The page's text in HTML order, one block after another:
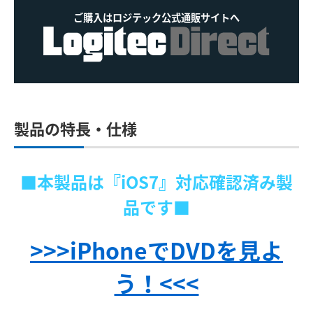
ご購入はロジテック公式通販サイトへ
製品の特長・仕様
■本製品は『iOS7』対応確認済み製
品です■
>>>iPhoneでDVDを見よ
う！<<<